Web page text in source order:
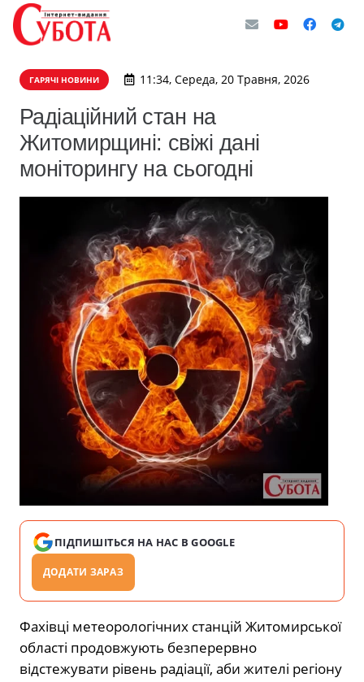
ГАРЯЧІ НОВИНИ 11:34, Середа, 20 Травня, 2026
Радіаційний стан на
Житомирщині: свіжі дані
моніторингу на сьогодні
ПІДПИШІТЬСЯ НА НАС В GOOGLE
ДОДАТИ ЗАРАЗ
Фахівці метеорологічних станцій Житомирської
області продовжують безперервно
відстежувати рівень радіації, аби жителі регіону